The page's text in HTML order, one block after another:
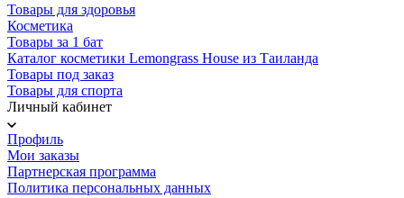
Товары для здоровья
Косметика
Товары за 1 бат
Каталог косметики Lemongrass House из Таиланда
Товары под заказ
Товары для спорта
Личный кабинет
Профиль
Мои заказы
Партнерская программа
Политика персональных данных